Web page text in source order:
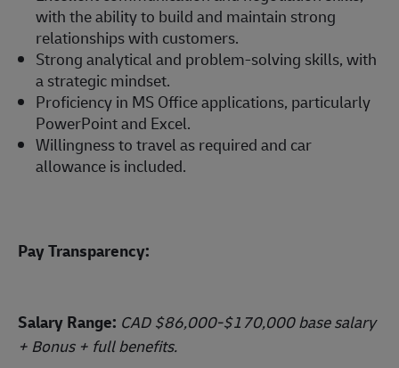
with the ability to build and maintain strong
relationships with customers.
Strong analytical and problem-solving skills, with
a strategic mindset.
Proficiency in MS Office applications, particularly
PowerPoint and Excel.
Willingness to travel as required and car
allowance is included.
Pay Transparency:
Salary Range: CAD $86,000-$170,000 base salary
+ Bonus + full benefits.